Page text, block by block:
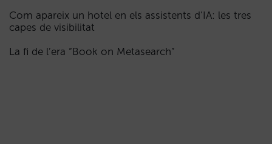
Com apareix un hotel en els assistents d’IA: les tres
capes de visibilitat
La fi de l’era “Book on Metasearch”